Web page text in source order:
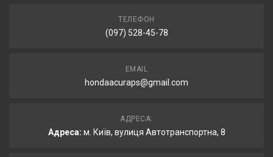
ТЕЛЕФОН
(097) 528-45-78
EMAIL
hondaacuraps@gmail.com
АДРЕСА:
Адреса: м. Київ, вулиця Автотранспортна, 8